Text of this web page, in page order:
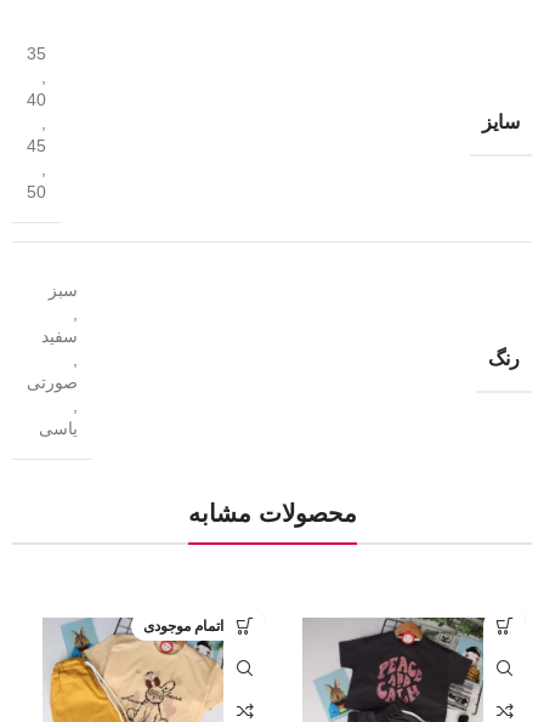
سایز
35
40
45
50
رنگ
سبز
سفید
صورتی
یاسی
محصولات مشابه
اتمام موجودی